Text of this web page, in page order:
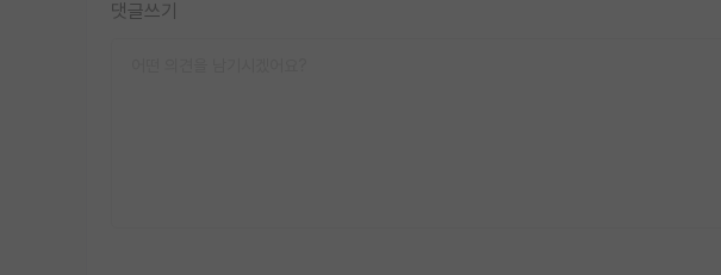
댓글쓰기